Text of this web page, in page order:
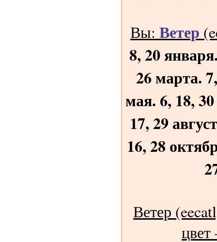
Вы: Ветер
8, 20
26 марта.
мая. 6, 18,
17, 29
16, 28
Ветер